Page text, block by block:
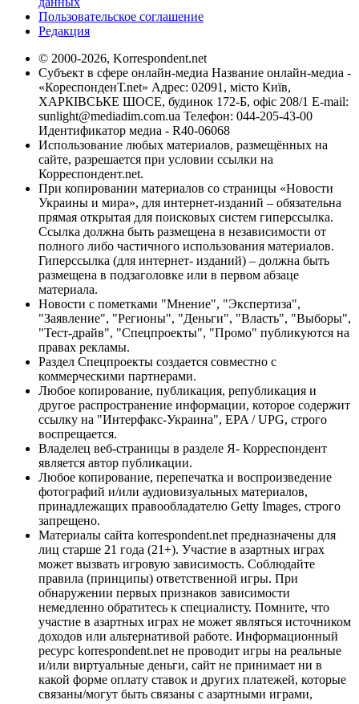
Пользовательское соглашение
Редакция
© 2000-2026, Korrespondent.net
Субъект в сфере онлайн-медиа Название онлайн-медиа -
«КореспонденТ.net» Адрес: 02091, місто Київ,
ХАРКІВСЬКЕ ШОСЕ, будинок 172-Б, офіс 208/1 E-mail:
sunlight@mediadim.com.ua Телефон: 044-205-43-00
Идентификатор медиа - R40-06068
Использование любых материалов, размещённых на
сайте, разрешается при условии ссылки на
Корреспондент.net.
При копировании материалов со страницы «Новости
Украины и мира», для интернет-изданий – обязательна
прямая открытая для поисковых систем гиперссылка.
Ссылка должна быть размещена в независимости от
полного либо частичного использования материалов.
Гиперссылка (для интернет- изданий) – должна быть
размещена в подзаголовке или в первом абзаце
материала.
Новости с пометками "Мнение", "Экспертиза",
"Заявление", "Регионы", "Деньги", "Власть", "Выборы",
"Тест-драйв", "Спецпроекты", "Промо" публикуются на
правах рекламы.
Раздел Спецпроекты создается совместно с
коммерческими партнерами.
Любое копирование, публикация, републикация и
другое распространение информации, которое содержит
ссылку на "Интерфакс-Украина", EPA / UPG, строго
воспрещается.
Владелец веб-страницы в разделе Я- Корреспондент
является автор публикации.
Любое копирование, перепечатка и воспроизведение
фотографий и/или аудиовизуальных материалов,
принадлежащих правообладателю Getty Images, строго
запрещено.
Материалы сайта korrespondent.net предназначены для
лиц старше 21 года (21+). Участие в азартных играх
может вызвать игровую зависимость. Соблюдайте
правила (принципы) ответственной игры. При
обнаружении первых признаков зависимости
немедленно обратитесь к специалисту. Помните, что
участие в азартных играх не может являться источником
доходов или альтернативой работе. Информационный
ресурс korrespondent.net не проводит игры на реальные
и/или виртуальные деньги, сайт не принимает ни в
какой форме оплату ставок и других платежей, которые
связаны/могут быть связаны с азартными играми,